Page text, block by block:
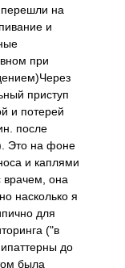
перешли на
и
при
приступ
и потерей
после
Это на фоне
и каплями
врачем, она
насколько я
для
("в
до
была